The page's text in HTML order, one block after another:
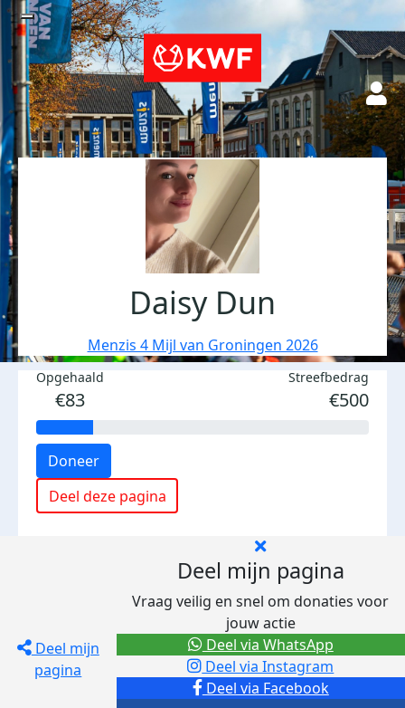
Daisy Dun
Menzis 4 Mijl van Groningen 2026
Opgehaald
€83
Streefbedrag
€500
Doneer
Deel deze pagina
Deel mijn
pagina
Deel mijn pagina
Vraag veilig en snel om donaties voor
jouw actie
Deel via Facebook
Deel via Instagram
Deel via WhatsApp